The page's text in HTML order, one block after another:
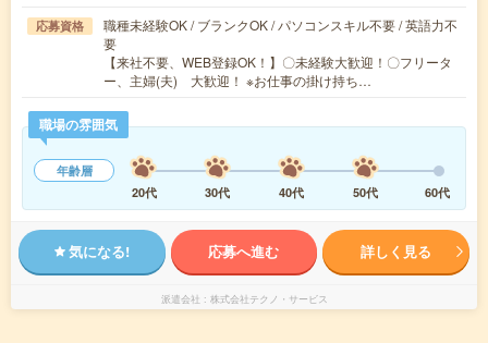
応募資格
職種未経験OK / ブランクOK / パソコンスキル不要 / 英語力不
要
【来社不要、WEB登録OK！】〇未経験大歓迎！〇フリータ
ー、主婦(夫) 大歓迎！ ※お仕事の掛け持ち…
職場の雰囲気
年齢層
20代
30代 40代 50代 60代
気になる! 応募へ進む 詳しく見る
派遣会社 株式会社テクノ・サービス